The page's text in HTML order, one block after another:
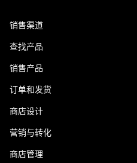
销售渠道
查找产品
销售产品
订单和发货
商店设计
营销与转化
商店管理